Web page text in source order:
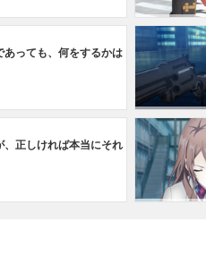
っても、何をするかは
、正しければ本当にそれ